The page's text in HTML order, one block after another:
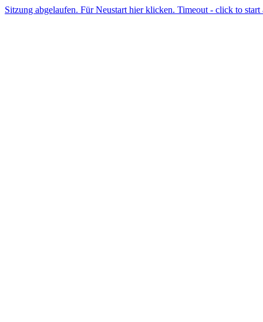
Sitzung abgelaufen. Für Neustart hier klicken. Timeout - click to start